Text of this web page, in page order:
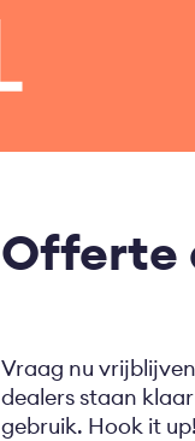
Offerte
Vraag nu
dealers staan
gebruik. Hook it up!